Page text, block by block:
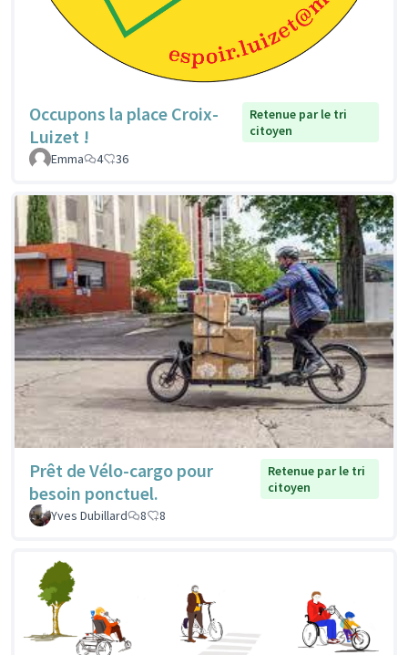
Occupons la place Croix-
Luizet !
Retenue par le tri
citoyen
Emma
4 36
Prêt de Vélo-cargo pour
besoin ponctuel.
Retenue par le tri
citoyen
Yves Dubillard
8 8